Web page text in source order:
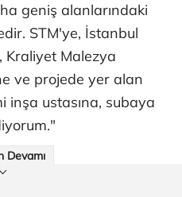
geniş alanlarındaki
STM'ye, İstanbul
Kraliyet Malezya
ve projede yer alan
inşa ustasına, subaya
Devamı